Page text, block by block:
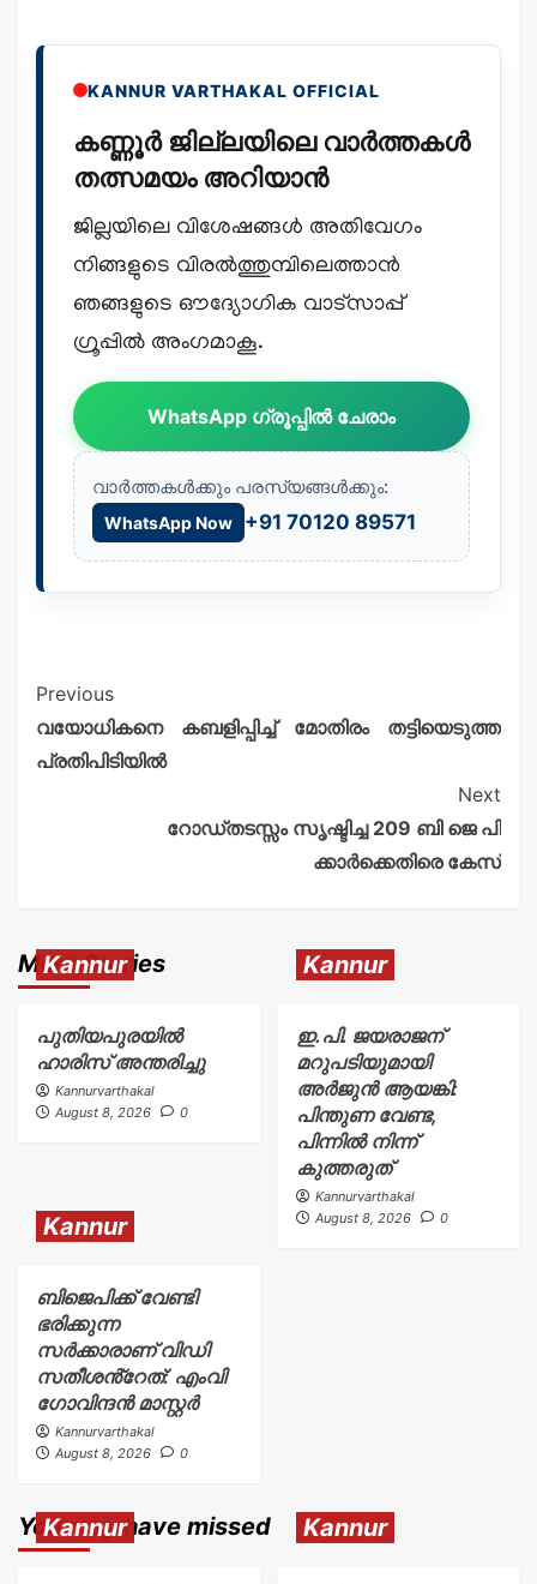
KANNUR VARTHAKAL OFFICIAL
കണ്ണൂർ ജില്ലയിലെ വാർത്തകൾ
തത്സമയം അറിയാൻ
ജില്ലയിലെ വിശേഷങ്ങൾ അതിവേഗം
നിങ്ങളുടെ വിരൽത്തുമ്പിലെത്താൻ
ഞങ്ങളുടെ ഔദ്യോഗിക വാട്സാപ്പ്
ഗ്രൂപ്പിൽ അംഗമാകൂ.
WhatsApp ഗ്രൂപ്പിൽ ചേരാം
വാർത്തകൾക്കും പരസ്യങ്ങൾക്കും:
WhatsApp Now +91 70120 89571
Previous
വയോധികനെ കബളിപ്പിച്ച് മോതിരം തട്ടിയെടുത്ത
പ്രതിപിടിയിൽ
Next
റോഡ്തടസ്സം സൃഷ്ടിച്ച 209 ബി ജെ പി
ക്കാർക്കെതിരെ കേസ്
More Stories
Kannur
പുതിയപുരയിൽ
ഹാരിസ് അന്തരിച്ചു
Kannurvarthakal
August 8, 2026
0
Kannur
ഇ.പി. ജയരാജന്
മറുപടിയുമായി
അർജുൻ ആയങ്കി:
പിന്തുണ വേണ്ട,
പിന്നിൽ നിന്ന്
കുത്തരുത്
Kannurvarthakal
August 8, 2026
0
Kannur
ബിജെപിക്ക് വേണ്ടി
ഭരിക്കുന്ന
സർക്കാരാണ് വിഡി
സതീശൻ്റേത്: എംവി
ഗോവിന്ദൻ മാസ്റ്റർ
Kannurvarthakal
August 8, 2026
0
You may have missed
Kannur Kannur